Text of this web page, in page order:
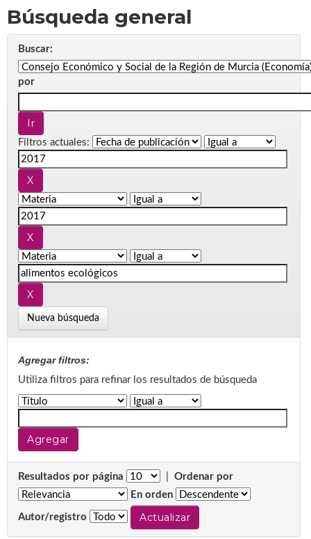
Búsqueda general
Buscar:
por
Filtros actuales:
Nueva búsqueda
Agregar filtros:
Utiliza filtros para refinar los resultados de búsqueda
Resultados por página
Ordenar por
En orden
Autor/registro